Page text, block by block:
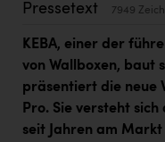
KIWI Kinderwunsch
KLIPP Frisör
Kremsmüller
Pressetext 7949
KEBA, einer der
von Wallboxen, baut
präsentiert die neue
Pro. Sie versteht
seit Jahren am